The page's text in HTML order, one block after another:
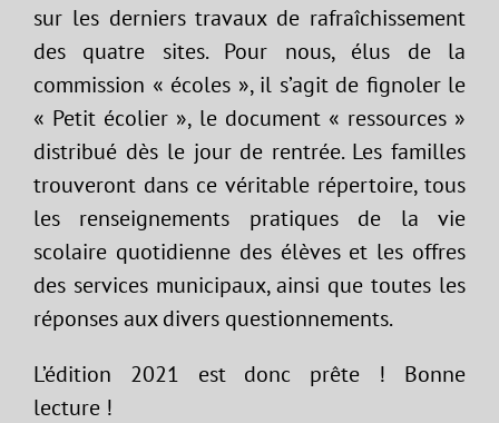
sur les derniers travaux de rafraîchissement
des quatre sites. Pour nous, élus de la
commission « écoles », il s’agit de fignoler le
« Petit écolier », le document « ressources »
distribué dès le jour de rentrée. Les familles
trouveront dans ce véritable répertoire, tous
les renseignements pratiques de la vie
scolaire quotidienne des élèves et les offres
des services municipaux, ainsi que toutes les
réponses aux divers questionnements.
L’édition 2021 est donc prête ! Bonne
lecture !